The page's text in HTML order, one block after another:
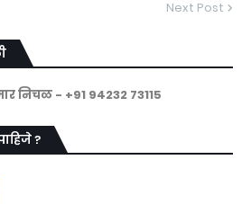
Next Post
निचळ - +91 94232 73115
?